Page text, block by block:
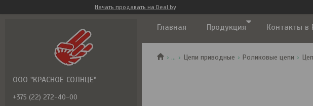
Начать продавать на Deal.by
Главная Продукция Контакты
... Цепи приводные Роликовые цепи
ООО "КРАСНОЕ СОЛНЦЕ"
+375 (22) 272-40-00